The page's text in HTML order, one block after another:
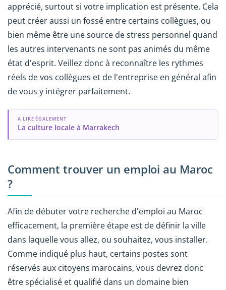
apprécié, surtout si votre implication est présente. Cela
peut créer aussi un fossé entre certains collègues, ou
bien même être une source de stress personnel quand
les autres intervenants ne sont pas animés du même
état d'esprit. Veillez donc à reconnaître les rythmes
réels de vos collègues et de l'entreprise en général afin
de vous y intégrer parfaitement.
A LIRE ÉGALEMENT
La culture locale à Marrakech
Comment trouver un emploi au Maroc
?
Afin de débuter votre recherche d'emploi au Maroc
efficacement, la première étape est de définir la ville
dans laquelle vous allez, ou souhaitez, vous installer.
Comme indiqué plus haut, certains postes sont
réservés aux citoyens marocains, vous devrez donc
être spécialisé et qualifié dans un domaine bien